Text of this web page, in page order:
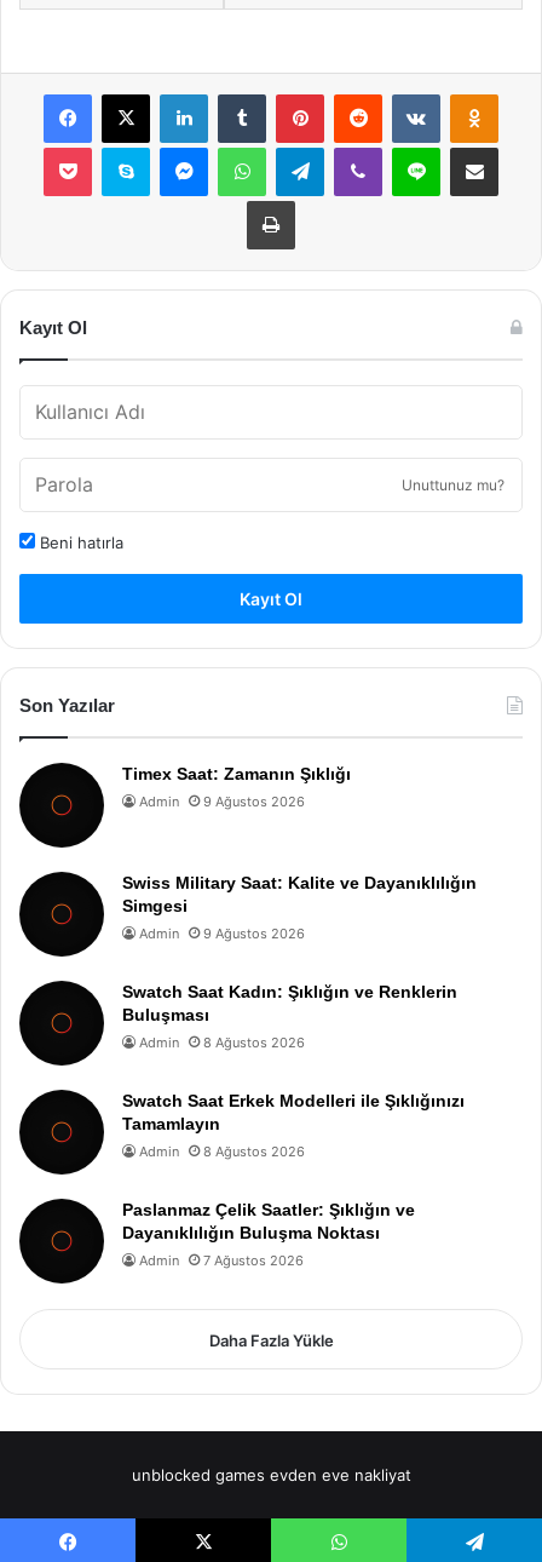
Facebook
X LinkedInTumblr PinterestReddit VKontakte
Pocket Skype MessengerWhatsAppTelegramViber Line E-Posta ile
Yazdır
Kayıt Ol
Unuttunuz mu?
Beni hatırla
Kayıt Ol
Son Yazılar
Timex Saat: Zamanın Şıklığı
Admin 9 Ağustos 2026
Swiss Military Saat: Kalite ve Dayanıklılığın
Simgesi
Admin 9 Ağustos 2026
Swatch Saat Kadın: Şıklığın ve Renklerin
Buluşması
Admin 8 Ağustos 2026
Swatch Saat Erkek Modelleri ile Şıklığınızı
Tamamlayın
Admin 8 Ağustos 2026
Paslanmaz Çelik Saatler: Şıklığın ve
Dayanıklılığın Buluşma Noktası
Admin 7 Ağustos 2026
Daha Fazla Yükle
unblocked games evden eve nakliyat